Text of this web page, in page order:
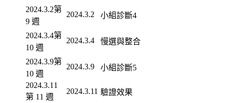
2024.3.2第
9 週
2024.3.2 小組診斷4
2024.3.4第
10 週
2024.3.4 慢選與整合
2024.3.9第
10 週
2024.3.9 小組診斷5
2024.3.11
第 11 週
2024.3.11 驗證效果